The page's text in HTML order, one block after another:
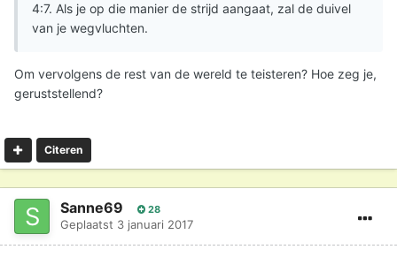
4:7. Als je op die manier de strijd aangaat, zal de duivel
van je wegvluchten.
Om vervolgens de rest van de wereld te teisteren? Hoe zeg je,
geruststellend?
Citeren
Sanne69 28
Geplaatst 3 januari 2017